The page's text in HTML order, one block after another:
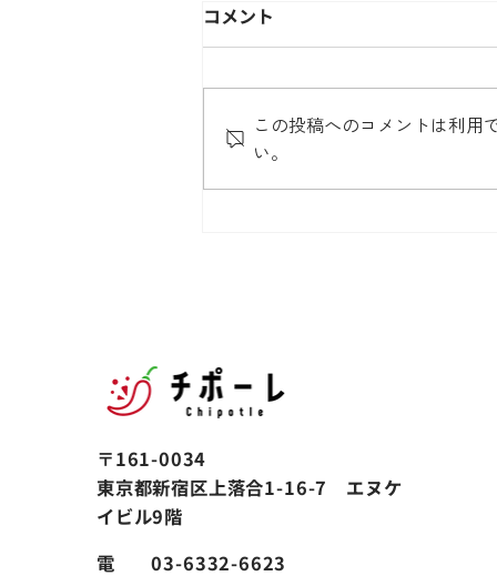
「企業トピ by新R25」の
コメント
この投稿へのコメントは利用
い。
〒161-0034
東京都新宿区上落合1-16-7 エヌケ
イビル9階
電
03-6332-6623